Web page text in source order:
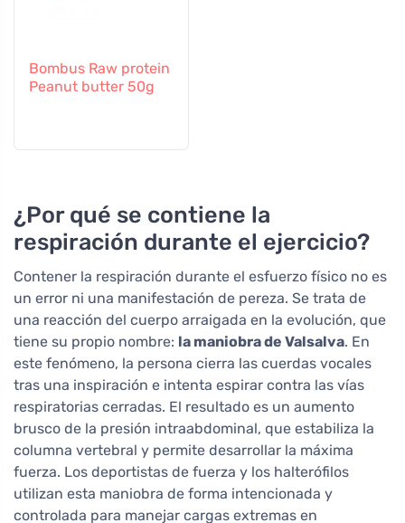
Bombus Raw protein
Peanut butter 50g
¿Por qué se contiene la
respiración durante el ejercicio?
Contener la respiración durante el esfuerzo físico no es
un error ni una manifestación de pereza. Se trata de
una reacción del cuerpo arraigada en la evolución, que
tiene su propio nombre: la maniobra de Valsalva. En
este fenómeno, la persona cierra las cuerdas vocales
tras una inspiración e intenta espirar contra las vías
respiratorias cerradas. El resultado es un aumento
brusco de la presión intraabdominal, que estabiliza la
columna vertebral y permite desarrollar la máxima
fuerza. Los deportistas de fuerza y los halterófilos
utilizan esta maniobra de forma intencionada y
controlada para manejar cargas extremas en